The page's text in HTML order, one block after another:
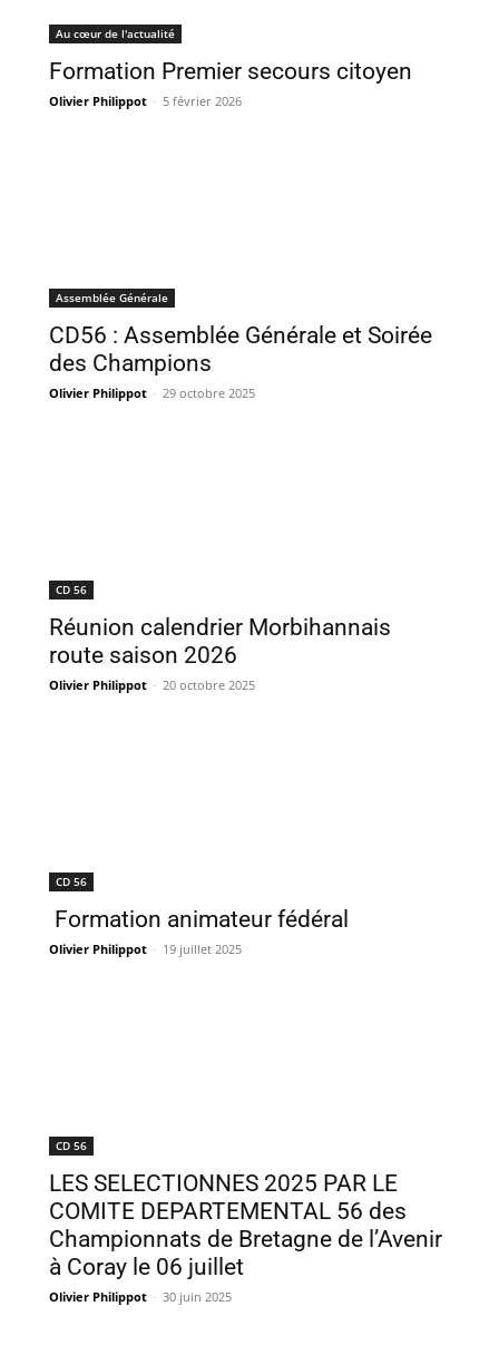
Au cœur de l'actualité
Formation Premier secours citoyen
Olivier Philippot - 5 février 2026
Assemblée Générale
CD56 : Assemblée Générale et Soirée
des Champions
Olivier Philippot - 29 octobre 2025
CD 56
Réunion calendrier Morbihannais
route saison 2026
Olivier Philippot - 20 octobre 2025
CD 56
Formation animateur fédéral
Olivier Philippot - 19 juillet 2025
CD 56
LES SELECTIONNES 2025 PAR LE
COMITE DEPARTEMENTAL 56 des
Championnats de Bretagne de l’Avenir
à Coray le 06 juillet
Olivier Philippot - 30 juin 2025